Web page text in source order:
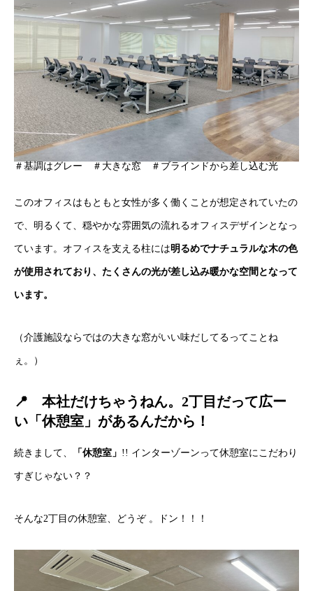
＃基調はグレー ＃大きな窓 ＃ブラインドから差し込む光
このオフィスはもともと女性が多く働くことが想定されていたの
で、明るくて、穏やかな雰囲気の流れるオフィスデザインとなっ
ています。オフィスを支える柱には明るめでナチュラルな木の色
が使用されており、たくさんの光が差し込み暖かな空間となって
います。
（介護施設ならではの大きな窓がいい味だしてるってことね
ぇ。）
📍 本社だけちゃうねん。2丁目だって広ー
い「休憩室」があるんだから！
続きまして、 「休憩室」 !! インターゾーンって休憩室にこだわり
すぎじゃない？？
そんな2丁目の休憩室、どうぞ 。ドン！！！